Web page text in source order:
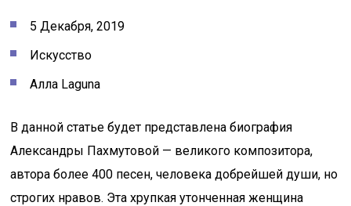
5 Декабря, 2019
Искусство
Алла Laguna
В данной статье будет представлена биография
Александры Пахмутовой — великого композитора,
автора более 400 песен, человека добрейшей души, но
строгих нравов. Эта хрупкая утонченная женщина